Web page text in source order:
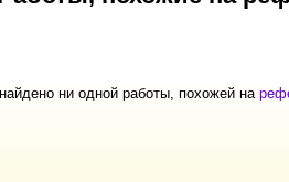
ни одной работы, похожей на